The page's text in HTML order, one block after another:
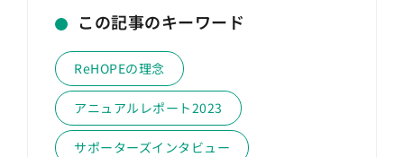
この記事のキーワード
ReHOPEの理念
アニュアルレポート2023
サポーターズインタビュー